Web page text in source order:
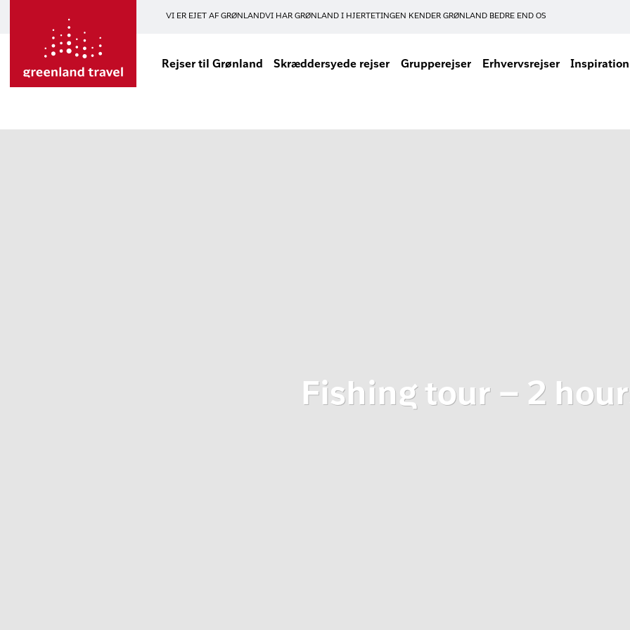
VI ER EJET AF GRØNLANDVI HAR GRØNLAND I HJERTET INGEN KENDER GRØNLAND BEDRE END OS
Rejser til Grønland Skræddersyede rejser Grupperejser Erhvervsrejser Inspiration
Fishing tour – 2